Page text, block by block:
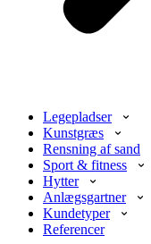
Legepladser
Kunstgræs
Rensning af sand
Sport & fitness
Hytter
Anlægsgartner
Kundetyper
Referencer